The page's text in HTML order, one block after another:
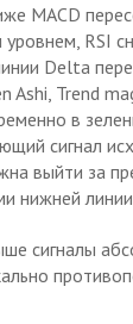
MACD
RSI
Delta
Ashi, Trend
в
сигнал
выйти за
нижней
сигналы